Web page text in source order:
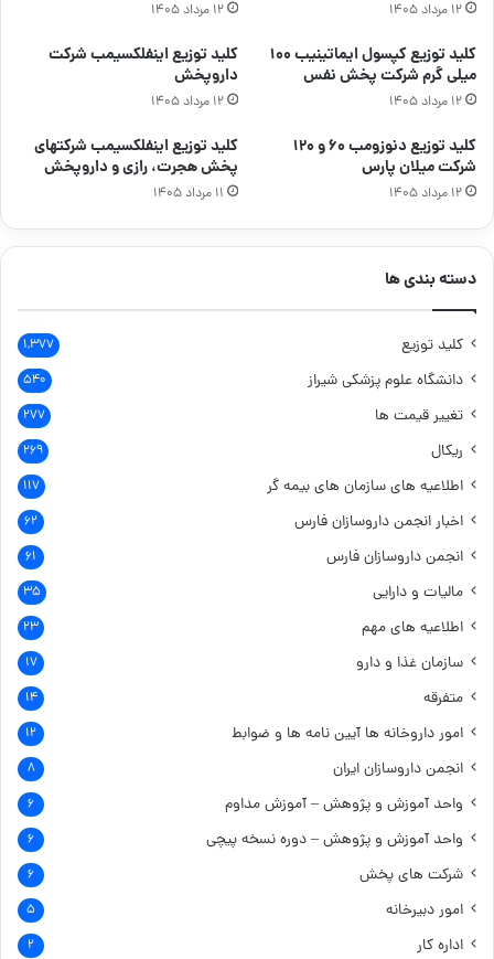
۱۲ مرداد ۱۴۰۵ ۱۲ مرداد ۱۴۰۵
کلید توزیع کپسول ایماتینیب ۱۰۰
میلی گرم شرکت پخش نفس
۱۲ مرداد ۱۴۰۵
کلید توزیع اینفلکسیمب شرکت
داروپخش
۱۲ مرداد ۱۴۰۵
کلید توزیع دنوزومب ۶۰ و ۱۲۰
شرکت میلان پارس
۱۲ مرداد ۱۴۰۵
کلید توزیع اینفلکسیمب شرکتهای
پخش هجرت، رازی و داروپخش
۱۱ مرداد ۱۴۰۵
دسته بندی ها
کلید توزیع ۱,۳۷۷
دانشگاه علوم پزشکی شیراز ۵۴۰
تغییر قیمت ها ۲۷۷
ریکال ۲۶۹
اطلاعیه های سازمان های بیمه گر ۱۱۷
اخبار انجمن داروسازان فارس ۶۲
انجمن داروسازان فارس ۶۱
مالیات و دارایی ۳۵
اطلاعیه های مهم ۲۳
سازمان غذا و دارو ۱۷
متفرقه ۱۴
امور داروخانه ها آیین نامه ها و ضوابط ۱۲
انجمن داروسازان ایران ۸
واحد آموزش و پژوهش – آموزش مداوم ۶
واحد آموزش و پژوهش – دوره نسخه پیچی ۶
شرکت های پخش ۶
امور دبیرخانه ۵
اداره کار ۲